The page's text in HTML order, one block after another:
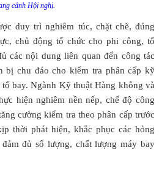
cảnh Hội nghị.
duy trì nghiêm túc, chặt chẽ, đúng
chủ động tổ chức cho phi công, tổ
các nội dung liên quan đến công tác
bị chu đáo cho kiểm tra phân cấp kỹ
bay. Ngành Kỹ thuật Hàng không và
hiện nghiêm nền nếp, chế độ công
cường kiểm tra theo phân cấp trước
thời phát hiện, khắc phục các hỏng
đủ số lượng, chất lượng máy bay